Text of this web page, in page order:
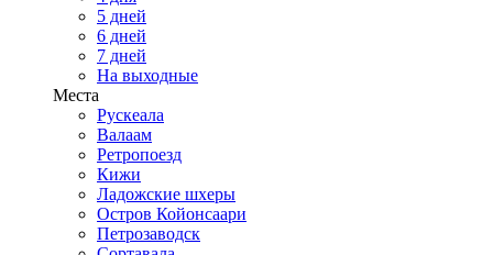
5 дней
6 дней
7 дней
На выходные
Места
Рускеала
Валаам
Ретропоезд
Кижи
Ладожские шхеры
Остров Койонсаари
Петрозаводск